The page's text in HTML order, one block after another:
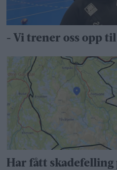
- Vi trener oss opp
Har fått